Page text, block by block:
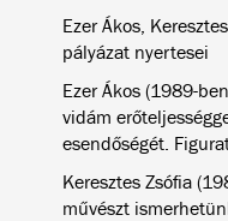
Ezer Ákos,
pályázat nyertesei
Ezer Ákos (1989-
vidám
esendőségét.
Keresztes Zsófia
művészt